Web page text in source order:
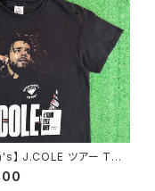
】 J.COLE ツアー Tシ
着 ティーシャツ T-Shir
ヒップホップ N1551